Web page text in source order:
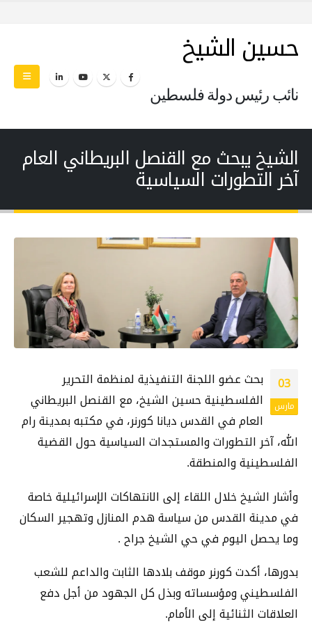
حسين الشيخ
نائب رئيس دولة فلسطين
الشيخ يبحث مع القنصل البريطاني العام
آخر التطورات السياسية
03
مارس
بحث عضو اللجنة التنفيذية لمنظمة التحرير
الفلسطينية حسين الشيخ، مع القنصل البريطاني
العام في القدس ديانا كورنر، في مكتبه بمدينة رام
الله، آخر التطورات والمستجدات السياسية حول القضية
الفلسطينية والمنطقة.
وأشار الشيخ خلال اللقاء إلى الانتهاكات الإسرائيلية خاصة
في مدينة القدس من سياسة هدم المنازل وتهجير السكان
وما يحصل اليوم في حي الشيخ جراح .
بدورها، أكدت كورنر موقف بلادها الثابت والداعم للشعب
الفلسطيني ومؤسساته وبذل كل الجهود من أجل دفع
العلاقات الثنائية إلى الأمام.